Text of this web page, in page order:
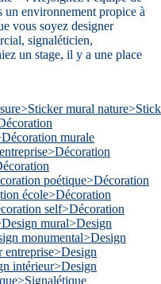
un environnement propice à
vous soyez designer
signaléticien,
un stage, il y a une place